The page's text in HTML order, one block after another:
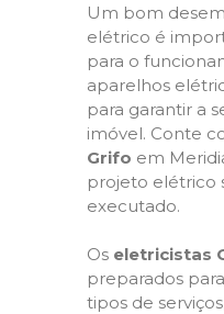
Um bom
elétrico é
para o
aparelhos
para garantir a
imóvel. Conte
Grifo em
projeto elétrico
executado.
Os eletricistas
preparados
tipos de